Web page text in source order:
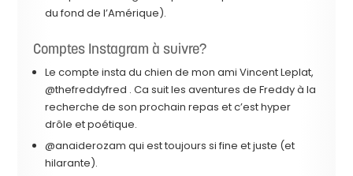
du fond de l’Amérique).
Comptes Instagram à suivre?
Le compte insta du chien de mon ami Vincent Leplat,
@thefreddyfred . Ca suit les aventures de Freddy à la
recherche de son prochain repas et c’est hyper
drôle et poétique.
@anaiderozam qui est toujours si fine et juste (et
hilarante).